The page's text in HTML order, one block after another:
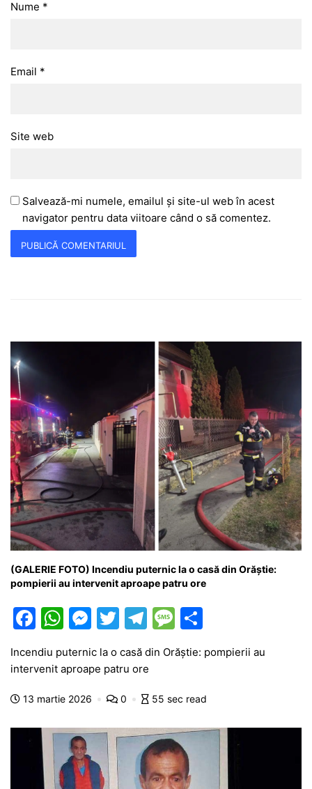
Nume *
Email *
Site web
Salvează-mi numele, emailul și site-ul web în acest
navigator pentru data viitoare când o să comentez.
(GALERIE FOTO) Incendiu puternic la o casă din Orăștie:
pompierii au intervenit aproape patru ore
F
a
c
b
o
o
k
W
at
A
p
p
M
s
e
n
g
er
T
itt
T
el
e
a
m
M
s
a
g
e
ta
a
z
Incendiu puternic la o casă din Orăștie: pompierii au
intervenit aproape patru ore
13 martie 2026 0 55 sec read